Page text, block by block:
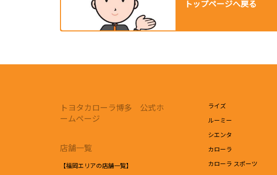
トップページへ戻る
トヨタカローラ博多 公式ホ
ームページ
店舗一覧
【福岡エリアの店舗一覧】
ライズ
ルーミー
シエンタ
カローラ
カローラ スポーツ